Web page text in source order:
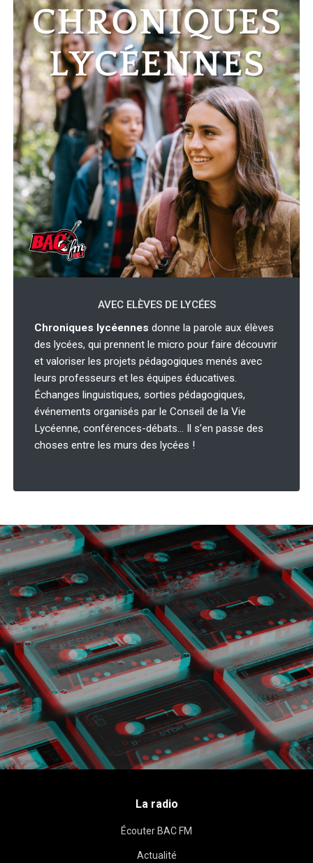
AVEC ELÈVES DE LYCÉES
Chroniques lycéennes donne la parole aux élèves
des lycées, qui prennent le micro pour faire découvrir
et valoriser les projets pédagogiques menés avec
leurs professeurs et les équipes éducatives.
Échanges linguistiques, sorties pédagogiques,
événements organisés par le Conseil de la Vie
Lycéenne, conférences-débats… Il s’en passe des
choses entre les murs des lycées !
La radio
Écouter BAC FM
Actualité